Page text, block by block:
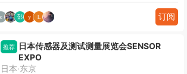
订阅
推荐
日本传感器及测试测量展览会SENSOR
EXPO
日本·东京